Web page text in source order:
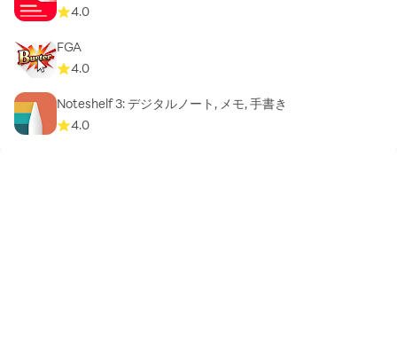
4.0
FGA
4.0
Noteshelf 3: デジタルノート, メモ, 手書き
4.0